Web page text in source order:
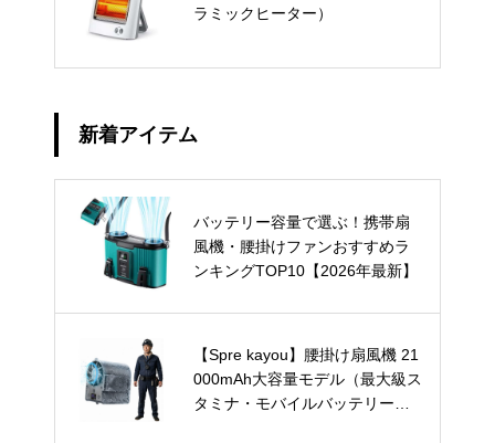
ラミックヒーター）
新着アイテム
バッテリー容量で選ぶ！携帯扇
風機・腰掛けファンおすすめラ
ンキングTOP10【2026年最新】
【Spre kayou】腰掛け扇風機 21
000mAh大容量モデル（最大級ス
タミナ・モバイルバッテリー兼